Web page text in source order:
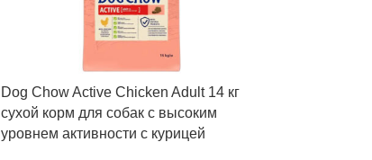
Dog Chow Active Chicken Adult 14 кг
сухой корм для собак с высоким
уровнем активности с курицей